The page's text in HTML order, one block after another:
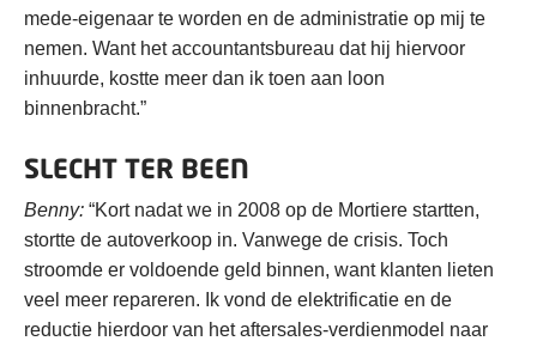
mede-eigenaar te worden en de administratie op mij te
nemen. Want het accountantsbureau dat hij hiervoor
inhuurde, kostte meer dan ik toen aan loon
binnenbracht.”
SLECHT TER BEEN
Benny: “Kort nadat we in 2008 op de Mortiere startten,
stortte de autoverkoop in. Vanwege de crisis. Toch
stroomde er voldoende geld binnen, want klanten lieten
veel meer repareren. Ik vond de elektrificatie en de
reductie hierdoor van het aftersales-verdienmodel naar